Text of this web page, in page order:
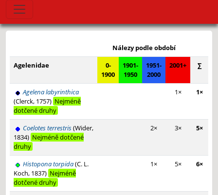
−
Leaflet|© Seznam.cz a.s. a další
Nálezy podle období
Agelenidae
0-
1900
1901-
1950
1951-
2000
2001+ ∑
Agelena labyrinthica
(Clerck, 1757) Nejméně
dotčené druhy
1× 1×
Coelotes terrestris(Wider,
1834) Nejméně dotčené
druhy
2× 3× 5×
Histopona torpida(C. L.
Koch, 1837) Nejméně
dotčené druhy
1× 5× 6×